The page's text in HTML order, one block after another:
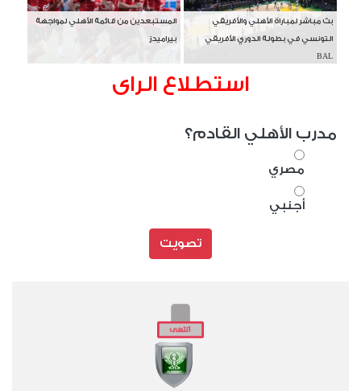
بث مباشر لمباراة الأهلي والأفريقي
التونسي في بطولة الدوري الأفريقي
BAL
المستبعدين من قائمة الأهلي لمواجهة
بيراميدز
استطلاع الراى
مدرب الأهلي القادم؟
مصري
أجنبي
تصويت